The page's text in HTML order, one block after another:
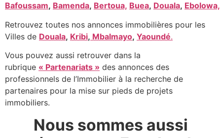
Bafoussam, Bamenda, Bertoua, Buea, Douala, Ebolowa,
Retrouvez toutes nos annonces immobilières pour les
Villes de Douala, Kribi, Mbalmayo, Yaoundé.
Vous pouvez aussi retrouver dans la
rubrique « Partenariats » des annonces des
professionnels de l’Immobilier à la recherche de
partenaires pour la mise sur pieds de projets
immobiliers.
Nous sommes aussi